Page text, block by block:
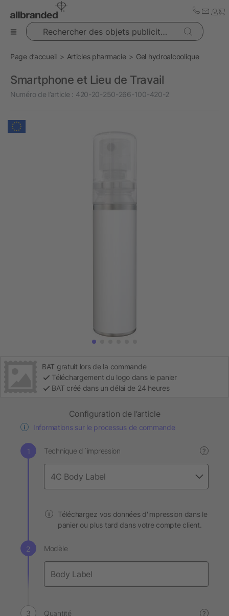
Rechercher des objets publicitaires
Page d’accueil Articles pharmacie Gel hydroalcoolique
Smartphone et Lieu de Travail
Numéro de l’article : 420-20-250-266-100-420-2
BAT gratuit lors de la commande
Téléchargement du logo dans le panier
BAT créé dans un délai de 24 heures
Configuration de l’article
Informations sur le processus de commande
Technique d´impression ?
Téléchargez vos données d'impression dans le
panier ou plus tard dans votre compte client.
Modèle
Quantité ?